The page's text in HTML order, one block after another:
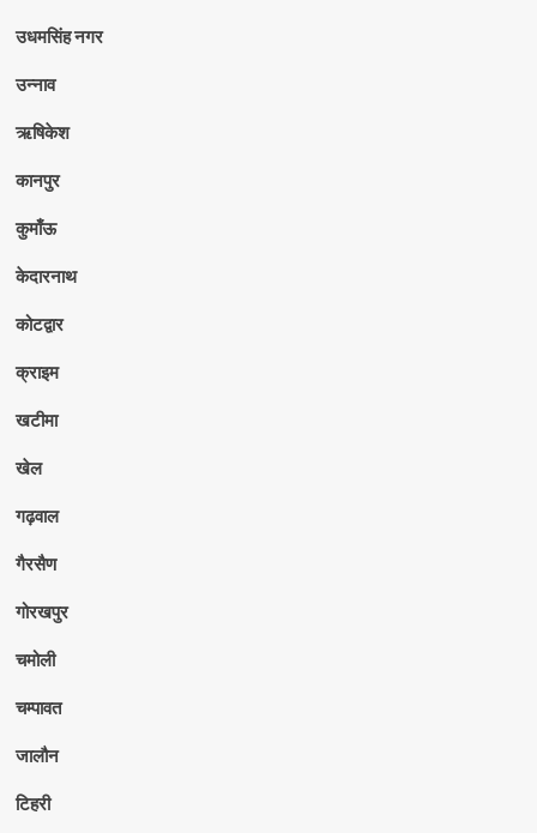
उधमसिंह नगर
उन्नाव
ऋषिकेश
कानपुर
कुमाँऊ
केदारनाथ
कोटद्वार
क्राइम
खटीमा
खेल
गढ़वाल
गैरसैण
गोरखपुर
चमोली
चम्पावत
जालौन
टिहरी